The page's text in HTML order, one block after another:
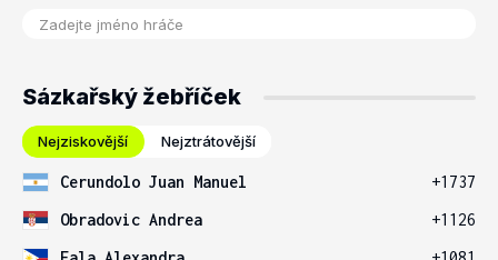
Sázkařský žebříček
Nejziskovější Nejztrátovější
Cerundolo Juan Manuel
+1737
Obradovic Andrea
+1126